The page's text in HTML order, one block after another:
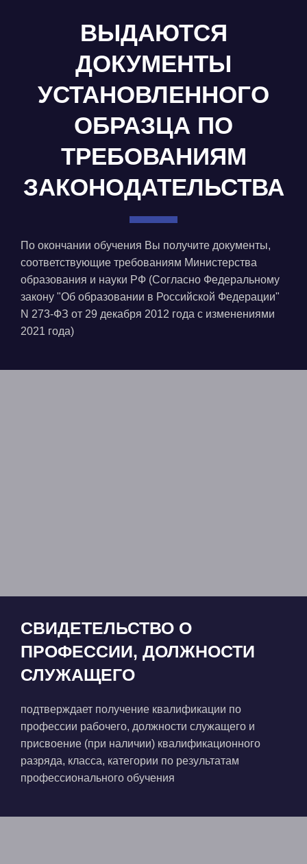
СВИДЕТЕЛЬСТВО О
ПРОФЕССИИ, ДОЛЖНОСТИ
СЛУЖАЩЕГО
подтверждает получение квалификации по
профессии рабочего, должности служащего и
присвоение (при наличии) квалификационного
разряда, класса, категории по результатам
профессионального обучения
ВЫДАЮТСЯ
ДОКУМЕНТЫ
УСТАНОВЛЕННОГО
ОБРАЗЦА ПО
ТРЕБОВАНИЯМ
ЗАКОНОДАТЕЛЬСТВА
По окончании обучения Вы получите документы,
соответствующие требованиям Министерства
образования и науки РФ (Согласно Федеральному
закону "Об образовании в Российской Федерации"
N 273-ФЗ от 29 декабря 2012 года с изменениями
2021 года)